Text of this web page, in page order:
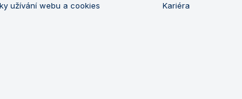
užívání webu a cookies Kariéra